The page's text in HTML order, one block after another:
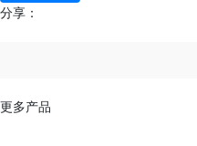
分享：
更多产品